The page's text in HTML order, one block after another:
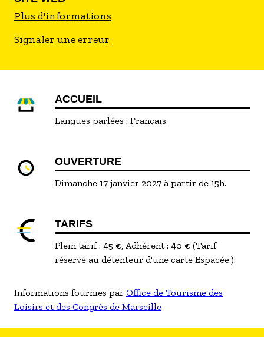
Plus d'informations
Signaler une erreur
ACCUEIL
Langues parlées : Français
OUVERTURE
Dimanche 17 janvier 2027 à partir de 15h.
TARIFS
Plein tarif : 45 €, Adhérent : 40 € (Tarif
réservé au détenteur d'une carte Espacée.).
Informations fournies par Office de Tourisme des
Loisirs et des Congrès de Marseille